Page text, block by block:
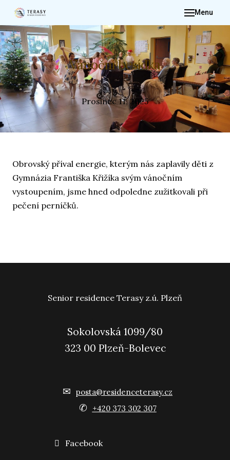
Menu
O
PRO
DĚNÍ
Vánoční besídka
Prosinec 11, 2025
Obrovský příval energie, kterým nás zaplavily děti z
Gymnázia Františka Křižíka svým vánočním
vystoupením, jsme hned odpoledne zužitkovali při
pečení perníčků.
Senior residence Terasy z.ú. Plzeň
Sokolovská 1099/80
323 00 Plzeň-Bolevec
✉ posta@residenceterasy.cz
✆ +420 373 302 307
Facebook